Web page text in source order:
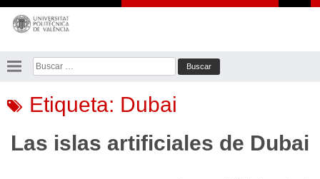
Saltar
contenido
Buscar:
Etiqueta: Dubai
Las islas artificiales de Dubai